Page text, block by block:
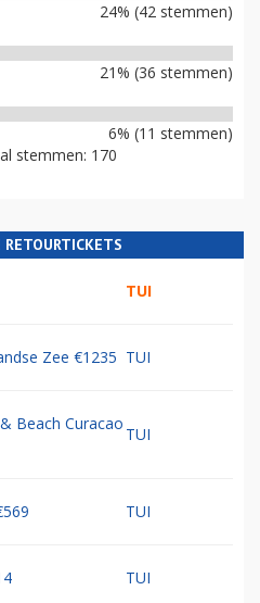
24% (42 stemmen)
21% (36 stemmen)
6% (11 stemmen)
stemmen: 170
RETOURTICKETS
TUI
Zee €1235 TUI
Beach Curacao
TUI
TUI
TUI